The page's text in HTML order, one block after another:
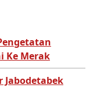
Ke Merak
Jabodetabek